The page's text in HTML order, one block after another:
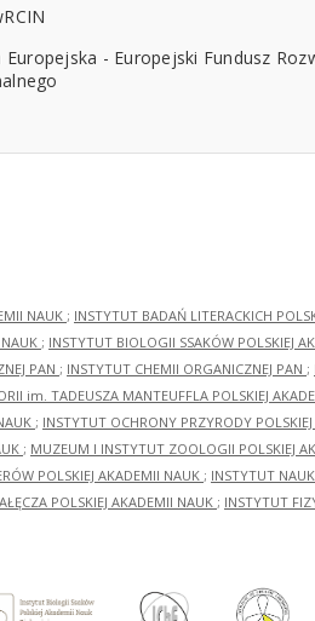
NAUK ; INSTYTUT BADAŃ LITERACKICH
; INSTYTUT BIOLOGII SSAKÓW POLSKIEJ
PAN ; INSTYTUT CHEMII ORGANICZNEJ PAN ;
im. TADEUSZA MANTEUFFLA POLSKIEJ
; INSTYTUT OCHRONY PRZYRODY
; MUZEUM I INSTYTUT ZOOLOGII POLSKIEJ
POLSKIEJ AKADEMII NAUK ; INSTYTUT
POLSKIEJ AKADEMII NAUK ; INSTYTUT